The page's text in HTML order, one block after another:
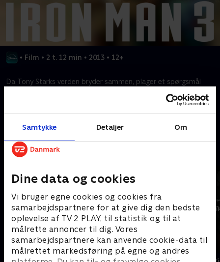
Samtykke Detaljer Om
Dine data og cookies
Vi bruger egne cookies og cookies fra
samarbejdspartnere for at give dig den bedste
oplevelse af TV 2 PLAY, til statistik og til at
målrette annoncer til dig. Vores
samarbejdspartnere kan anvende cookie-data til
målrettet markedsføring på egne og andres
• Film • 2 t. 12 min • 2013 • 12+
Da Tony Starks verden bryder sammen, plager et spørgsmål
Mere indhold fra Disney+